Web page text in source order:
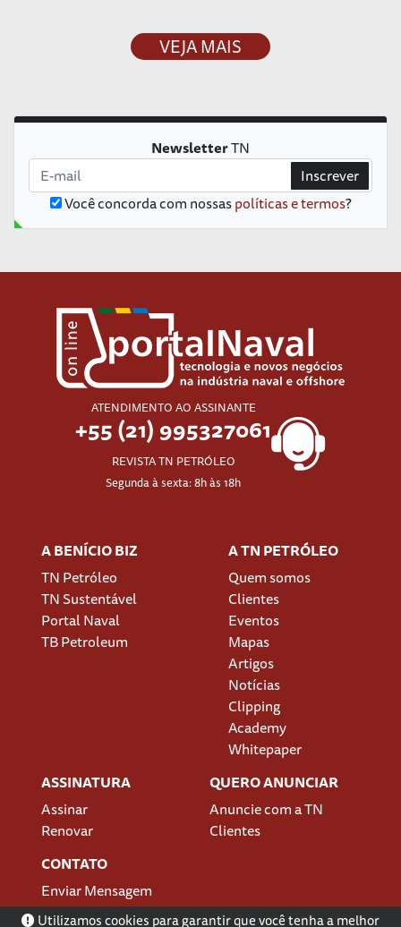
VEJA MAIS
NewsletterTN
Você concorda com nossaspolíticas e termos?
Inscrever
ATENDIMENTO AO ASSINANTE
+55 (21) 995327061
REVISTA TN PETRÓLEO
Segunda à sexta: 8h às 18h
A BENÍCIO BIZ
TN Petróleo
TN Sustentável
Portal Naval
TB Petroleum
A TN PETRÓLEO
Quem somos
Clientes
Eventos
Mapas
Artigos
Notícias
Clipping
Academy
Whitepaper
ASSINATURA
Assinar
Renovar
QUERO ANUNCIAR
Anuncie com a TN
Clientes
CONTATO
Enviar Mensagem
Localização
Utilizamos cookies para garantir que você tenha a melhor